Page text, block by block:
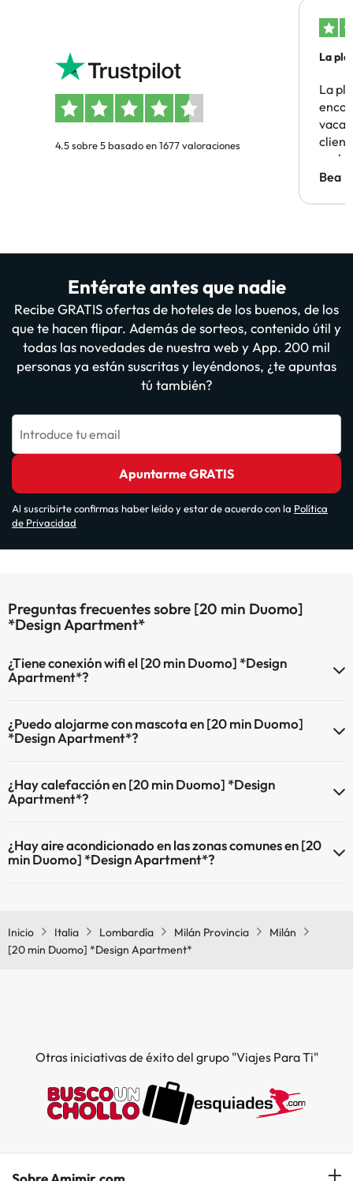
4.5 sobre 5 basado en 1677 valoraciones
La
La
Bea
Entérate antes que nadie
Recibe GRATIS ofertas de hoteles de los buenos, de los
que te hacen flipar. Además de sorteos, contenido útil y
todas las novedades de nuestra web y App. 200 mil
personas ya están suscritas y leyéndonos, ¿te apuntas
tú también?
Introduce tu email
Apuntarme GRATIS
Al suscribirte confirmas haber leído y estar de acuerdo con la Política
de Privacidad
Preguntas frecuentes sobre [20 min Duomo]
*Design Apartment*
¿Tiene conexión wifi el [20 min Duomo] *Design
Apartment*?
¿Puedo alojarme con mascota en [20 min Duomo]
*Design Apartment*?
(previa petición y de pago directo en hotel). Consulta las
condiciones.
¿Hay calefacción en [20 min Duomo] *Design
Apartment*?
zonas comunes.
¿Hay aire acondicionado en las zonas comunes en [20
min Duomo] *Design Apartment*?
Inicio
Italia Lombardía Milán Provincia
Milán
[20 min Duomo] *Design Apartment*
Otras iniciativas de éxito del grupo "Viajes Para Ti"